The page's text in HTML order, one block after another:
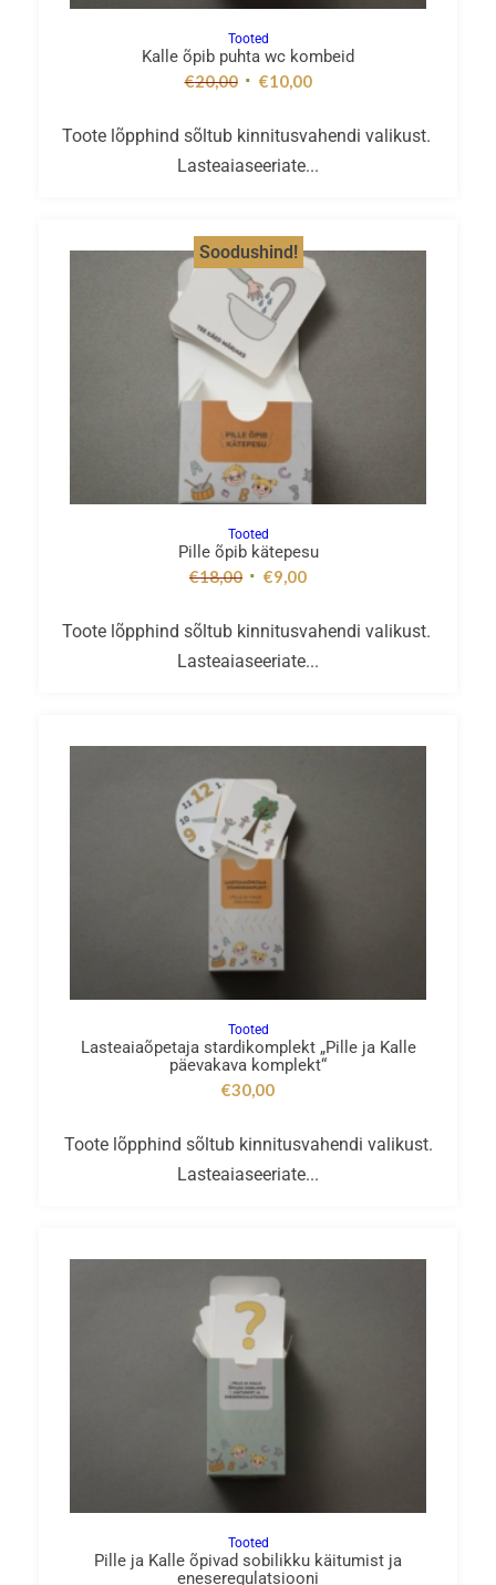
Tooted
Kalle õpib puhta wc kombeid
€20,00 €10,00
Toote lõpphind sõltub kinnitusvahendi valikust.
Lasteaiaseeriate...
Soodushind!
Tooted
Pille õpib kätepesu
€18,00 €9,00
Toote lõpphind sõltub kinnitusvahendi valikust.
Lasteaiaseeriate...
Tooted
Lasteaiaõpetaja stardikomplekt „Pille ja Kalle
päevakava komplekt“
€30,00
Toote lõpphind sõltub kinnitusvahendi valikust.
Lasteaiaseeriate...
Tooted
Pille ja Kalle õpivad sobilikku käitumist ja
eneseregulatsiooni